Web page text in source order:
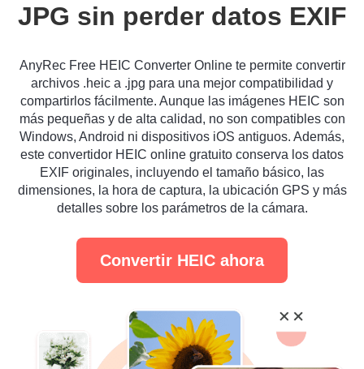
JPG sin perder datos EXIF
AnyRec Free HEIC Converter Online te permite convertir
archivos .heic a .jpg para una mejor compatibilidad y
compartirlos fácilmente. Aunque las imágenes HEIC son
más pequeñas y de alta calidad, no son compatibles con
Windows, Android ni dispositivos iOS antiguos. Además,
este convertidor HEIC online gratuito conserva los datos
EXIF originales, incluyendo el tamaño básico, las
dimensiones, la hora de captura, la ubicación GPS y más
detalles sobre los parámetros de la cámara.
Convertir HEIC ahora